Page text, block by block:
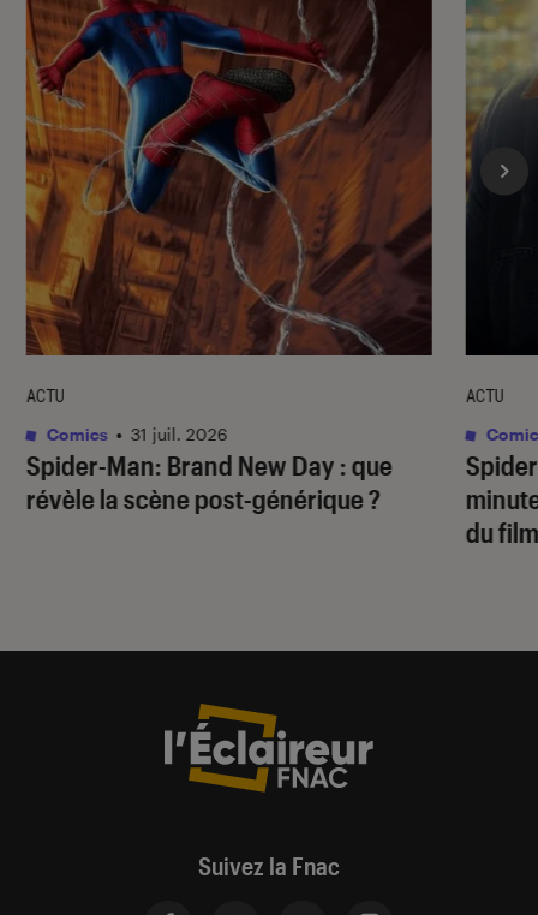
Spider-Man: Brand New Day : que
révèle la scène post-générique ?
ACTU
Comics • 31 juil. 2026
du
ACTU
Suivez la Fnac